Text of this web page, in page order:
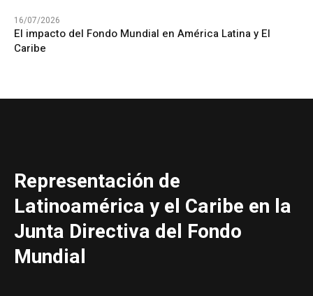
16/07/2026
El impacto del Fondo Mundial en América Latina y El
Caribe
Representación de
Latinoamérica y el Caribe en la
Junta Directiva del Fondo
Mundial